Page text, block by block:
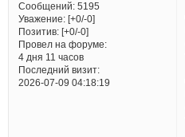
Сообщений:5195
Уважение: [+0/-0]
Позитив: [+0/-0]
Провел на форуме:
4 дня 11 часов
Последний визит:
2026-07-09 04:18:19